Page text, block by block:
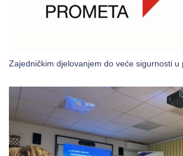
Zajedničkim djelovanjem do veće sigurnosti u